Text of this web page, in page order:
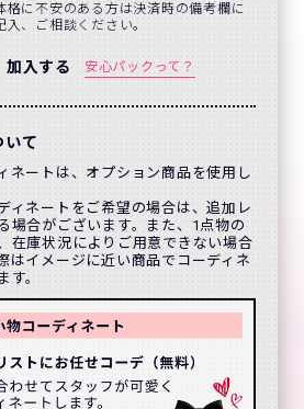
格に不安のある方は決済時の備考欄に
入、ご相談ください。
加入する 安心パックって？
いて
ネートは、オプション商品を使用し
ィネートをご希望の場合は、追加レ
場合がございます。また、1点物の
在庫状況によりご用意できない場合
はイメージに近い商品でコーディネ
す。